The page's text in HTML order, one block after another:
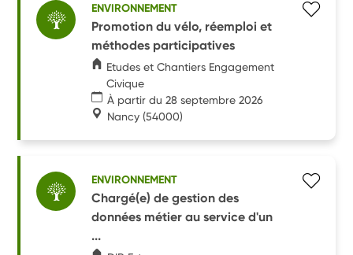
ENVIRONNEMENT
Promotion du vélo, réemploi et
méthodes participatives
Etudes et Chantiers Engagement
Civique
À partir du 28 septembre 2026
Nancy (54000)
ENVIRONNEMENT
Chargé(e) de gestion des
données métier au service d'un
...